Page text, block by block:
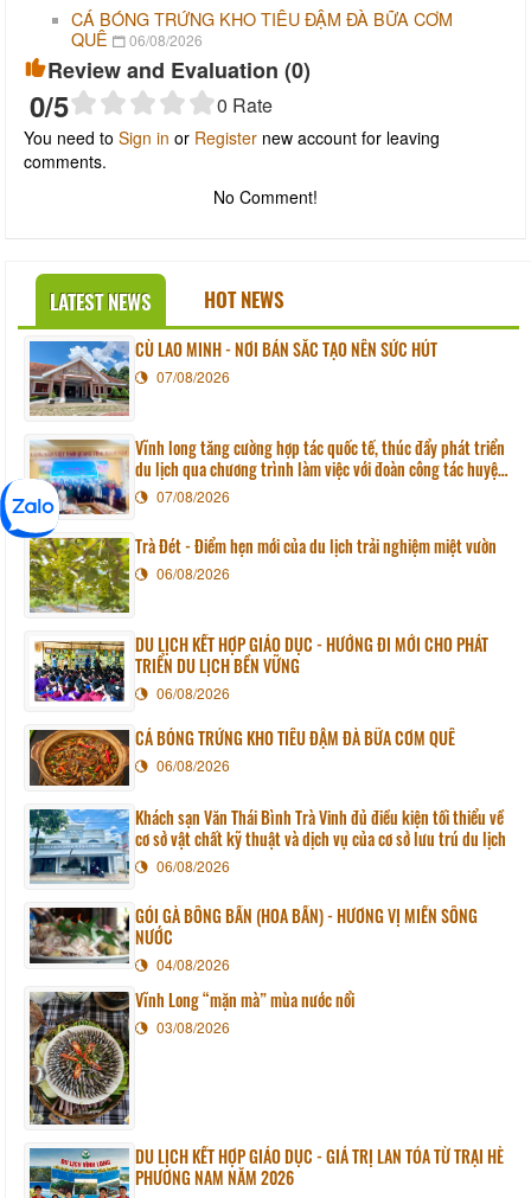
CÁ BÓNG TRỨNG KHO TIÊU ĐẬM ĐÀ BỮA CƠM
QUÊ
06/08/2026
Review and Evaluation (0)
0/5 0 Rate
You need to Sign in or Register new account for leaving
comments.
No Comment!
LATEST NEWS HOT NEWS
CÙ LAO MINH - NƠI BẢN SẮC TẠO NÊN SỨC HÚT
07/08/2026
Vĩnh long tăng cường hợp tác quốc tế, thúc đẩy phát triển
du lịch qua chương trình làm việc với đoàn công tác huyện
Sunchang (Hàn quốc)
07/08/2026
Trà Đét - Điểm hẹn mới của du lịch trải nghiệm miệt vườn
06/08/2026
DU LỊCH KẾT HỢP GIÁO DỤC - HƯỚNG ĐI MỚI CHO PHÁT
TRIỂN DU LỊCH BỀN VỮNG
06/08/2026
CÁ BÓNG TRỨNG KHO TIÊU ĐẬM ĐÀ BỮA CƠM QUÊ
06/08/2026
Khách sạn Văn Thái Bình Trà Vinh đủ điều kiện tối thiểu về
cơ sở vật chất kỹ thuật và dịch vụ của cơ sở lưu trú du lịch
06/08/2026
GỎI GÀ BÔNG BẦN (HOA BẦN) - HƯƠNG VỊ MIỀN SÔNG
NƯỚC
04/08/2026
Vĩnh Long “mặn mà” mùa nước nổi
03/08/2026
DU LỊCH KẾT HỢP GIÁO DỤC - GIÁ TRỊ LAN TỎA TỪ TRẠI HÈ
PHƯƠNG NAM NĂM 2026